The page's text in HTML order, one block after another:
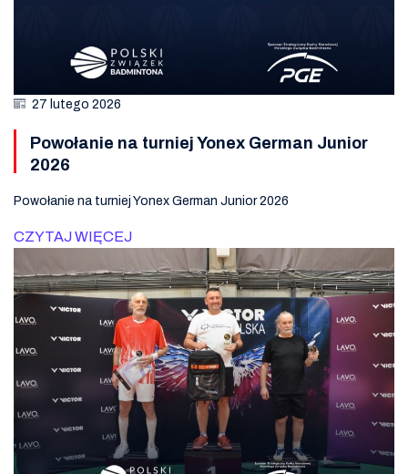
27 lutego 2026
Powołanie na turniej Yonex German Junior
2026
Powołanie na turniej Yonex German Junior 2026
CZYTAJ WIĘCEJ